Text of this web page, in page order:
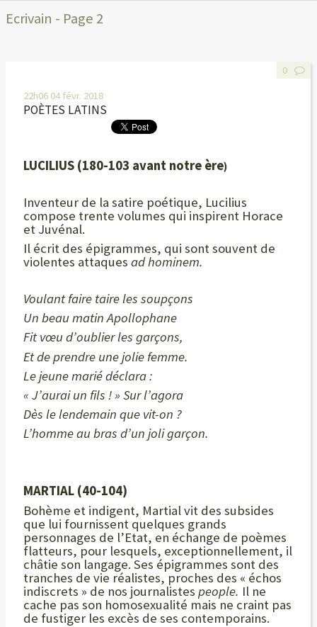
Ecrivain - Page 2
22h06 04 févr. 2018
POÈTES LATINS
LUCILIUS (180-103 avant notre ère)
Inventeur de la satire poétique, Lucilius
compose trente volumes qui inspirent Horace
et Juvénal.
Il écrit des épigrammes, qui sont souvent de
violentes attaques ad hominem.
Voulant faire taire les soupçons
Un beau matin Apollophane
Fit vœu d’oublier les garçons,
Et de prendre une jolie femme.
Le jeune marié déclara :
« J’aurai un fils ! » Sur l’agora
Dès le lendemain que vit-on ?
L’homme au bras d’un joli garçon.
MARTIAL (40-104)
Bohème et indigent, Martial vit des subsides
que lui fournissent quelques grands
personnages de l’Etat, en échange de poèmes
flatteurs, pour lesquels, exceptionnellement, il
châtie son langage. Ses épigrammes sont des
tranches de vie réalistes, proches des « échos
indiscrets » de nos journalistes people. Il ne
cache pas son homosexualité mais ne craint pas
de fustiger les excès de ses contemporains.
0